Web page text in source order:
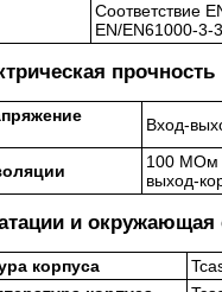
Соответствие
EN/EN61000-3-3
прочность
100 МОм /
и окружающая
корпуса